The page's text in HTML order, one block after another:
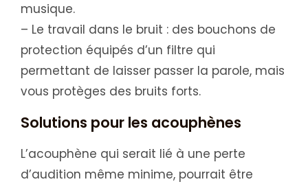
musique.
– Le travail dans le bruit : des bouchons de
protection équipés d’un filtre qui
permettant de laisser passer la parole, mais
vous protèges des bruits forts.
Solutions pour les acouphènes
L’acouphène qui serait lié à une perte
d’audition même minime, pourrait être